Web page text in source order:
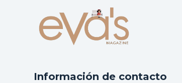
Información de contacto